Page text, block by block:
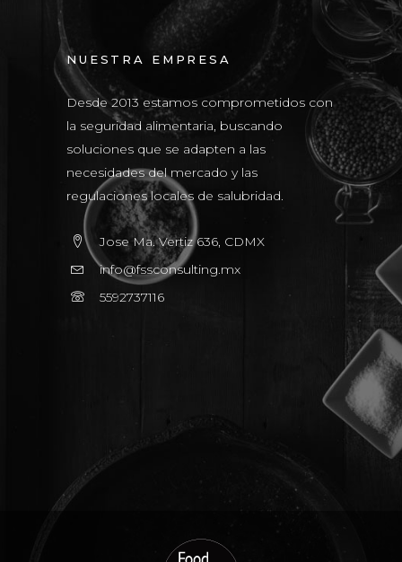
NUESTRA EMPRESA
Desde 2013 estamos comprometidos con
la seguridad alimentaria, buscando
soluciones que se adapten a las
necesidades del mercado y las
regulaciones locales de salubridad.
Jose Ma. Vertiz 636, CDMX
info@fssconsulting.mx
5592737116